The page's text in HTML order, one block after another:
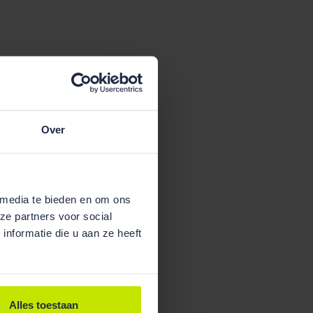
Over
te bieden en om ons
partners voor social
die u aan ze heeft
Alles toestaan